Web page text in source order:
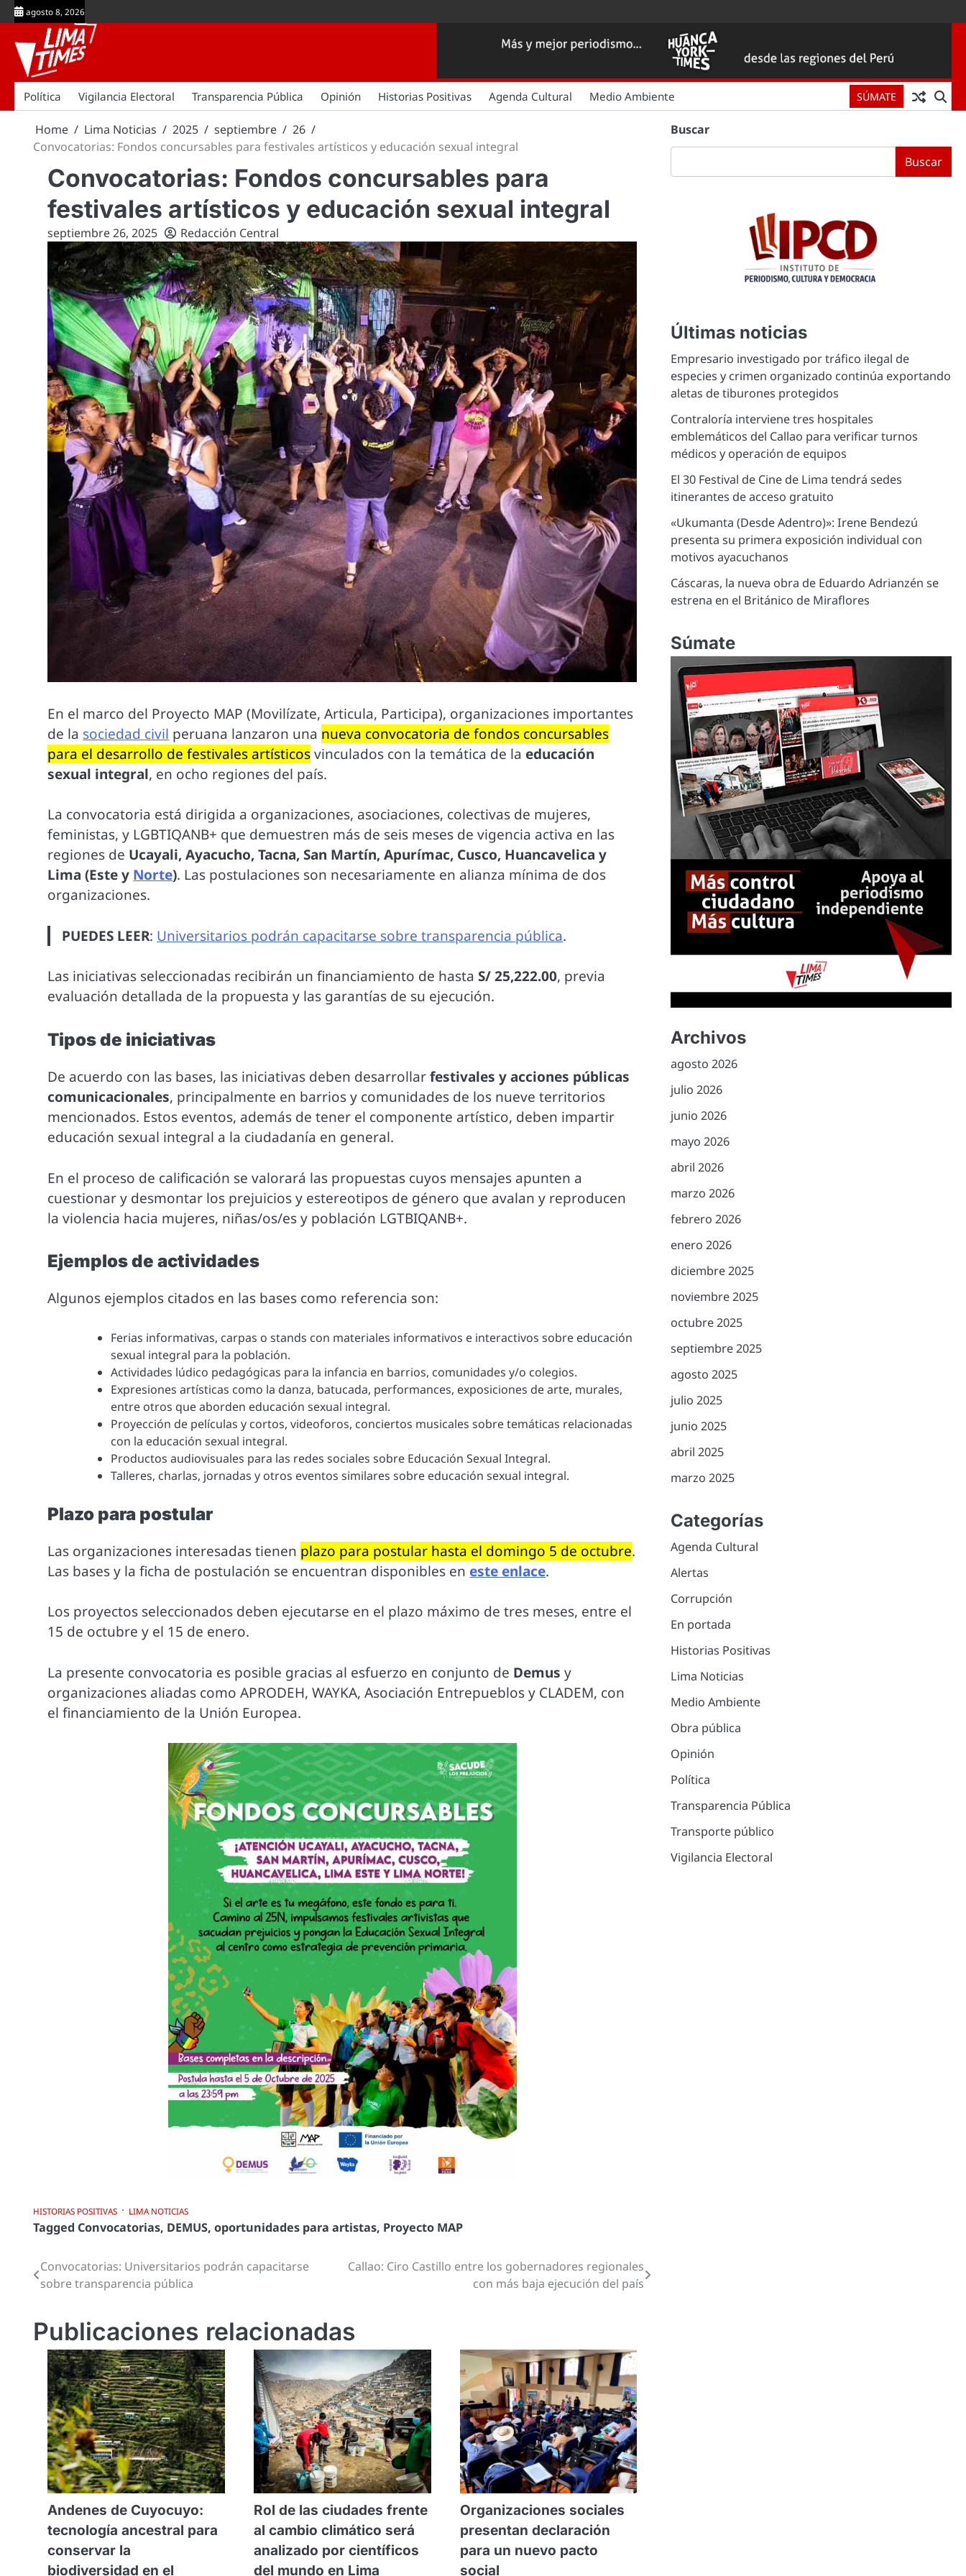
Skip
to
content
agosto 8, 2026
Política Vigilancia Electoral Transparencia Pública Opinión Historias Positivas Agenda Cultural Medio Ambiente SÚMATE
Home Lima Noticias 2025 septiembre
26
Convocatorias: Fondos concursables para festivales artísticos y educación sexual integral
Convocatorias: Fondos concursables para
festivales artísticos y educación sexual integral
septiembre 26, 2025 Redacción Central
En el marco del Proyecto MAP (Movilízate, Articula, Participa), organizaciones importantes
de la sociedad civil peruana lanzaron una nueva convocatoria de fondos concursables
para el desarrollo de festivales artísticosvinculados con la temática de la educación
sexual integral, en ocho regiones del país.
La convocatoria está dirigida a organizaciones, asociaciones, colectivas de mujeres,
feministas, y LGBTIQANB+ que demuestren más de seis meses de vigencia activa en las
regiones de Ucayali, Ayacucho, Tacna, San Martín, Apurímac, Cusco, Huancavelica y
Lima (Este y Norte). Las postulaciones son necesariamente en alianza mínima de dos
organizaciones.
PUEDES LEER: Universitarios podrán capacitarse sobre transparencia pública.
Las iniciativas seleccionadas recibirán un financiamiento de hastaS/ 25,222.00, previa
evaluación detallada de la propuesta y las garantías de su ejecución.
Tipos de iniciativas
De acuerdo con las bases, las iniciativas deben desarrollarfestivales y acciones públicas
comunicacionales, principalmente en barrios y comunidades de los nueve territorios
mencionados. Estos eventos, además de tener el componente artístico, deben impartir
educación sexual integral a la ciudadanía en general.
En el proceso de calificación se valorará las propuestas cuyos mensajes apunten a
cuestionar y desmontar los prejuicios y estereotipos de género que avalan y reproducen
la violencia hacia mujeres, niñas/os/es y población LGTBIQANB+.
Ejemplos de actividades
Algunos ejemplos citados en las bases como referencia son:
Ferias informativas, carpas o stands con materiales informativos e interactivos sobre educación
sexual integral para la población.
Actividades lúdico pedagógicas para la infancia en barrios, comunidades y/o colegios.
Expresiones artísticas como la danza, batucada, performances, exposiciones de arte, murales,
entre otros que aborden educación sexual integral.
Proyección de películas y cortos, videoforos, conciertos musicales sobre temáticas relacionadas
con la educación sexual integral.
Productos audiovisuales para las redes sociales sobre Educación Sexual Integral.
Talleres, charlas, jornadas y otros eventos similares sobre educación sexual integral.
Plazo para postular
Las organizaciones interesadas tienen plazo para postular hasta el domingo 5 de octubre.
Las bases y la ficha de postulación se encuentran disponibles en este enlace.
Los proyectos seleccionados deben ejecutarse en el plazo máximo de tres meses, entre el
15 de octubre y el 15 de enero.
La presente convocatoria es posible gracias al esfuerzo en conjunto de Demus y
organizaciones aliadas como APRODEH, WAYKA, Asociación Entrepueblos y CLADEM, con
el financiamiento de la Unión Europea.
HISTORIAS POSITIVAS LIMA NOTICIAS
Tagged Convocatorias, DEMUS,oportunidades para artistas, Proyecto MAP
Navegación
entradas
Convocatorias: Universitarios podrán capacitarse
sobre transparencia pública
Callao: Ciro Castillo entre los gobernadores regionales
con más baja ejecución del país
Publicaciones relacionadas
Andenes de Cuyocuyo:
tecnología ancestral para
conservar la
biodiversidad en el
Rol de las ciudades frente
al cambio climático será
analizado por científicos
del mundo en Lima
Organizaciones sociales
presentan declaración
para un nuevo pacto
social
Buscar
Buscar
Últimas noticias
Empresario investigado por tráfico ilegal de
especies y crimen organizado continúa exportando
aletas de tiburones protegidos
Contraloría interviene tres hospitales
emblemáticos del Callao para verificar turnos
médicos y operación de equipos
El 30 Festival de Cine de Lima tendrá sedes
itinerantes de acceso gratuito
«Ukumanta (Desde Adentro)»: Irene Bendezú
presenta su primera exposición individual con
motivos ayacuchanos
Cáscaras, la nueva obra de Eduardo Adrianzén se
estrena en el Británico de Miraflores
Súmate
Archivos
agosto 2026
julio 2026
junio 2026
mayo 2026
abril 2026
marzo 2026
febrero 2026
enero 2026
diciembre 2025
noviembre 2025
octubre 2025
septiembre 2025
agosto 2025
julio 2025
junio 2025
abril 2025
marzo 2025
Categorías
Agenda Cultural
Alertas
Corrupción
En portada
Historias Positivas
Lima Noticias
Medio Ambiente
Obra pública
Opinión
Política
Transparencia Pública
Transporte público
Vigilancia Electoral